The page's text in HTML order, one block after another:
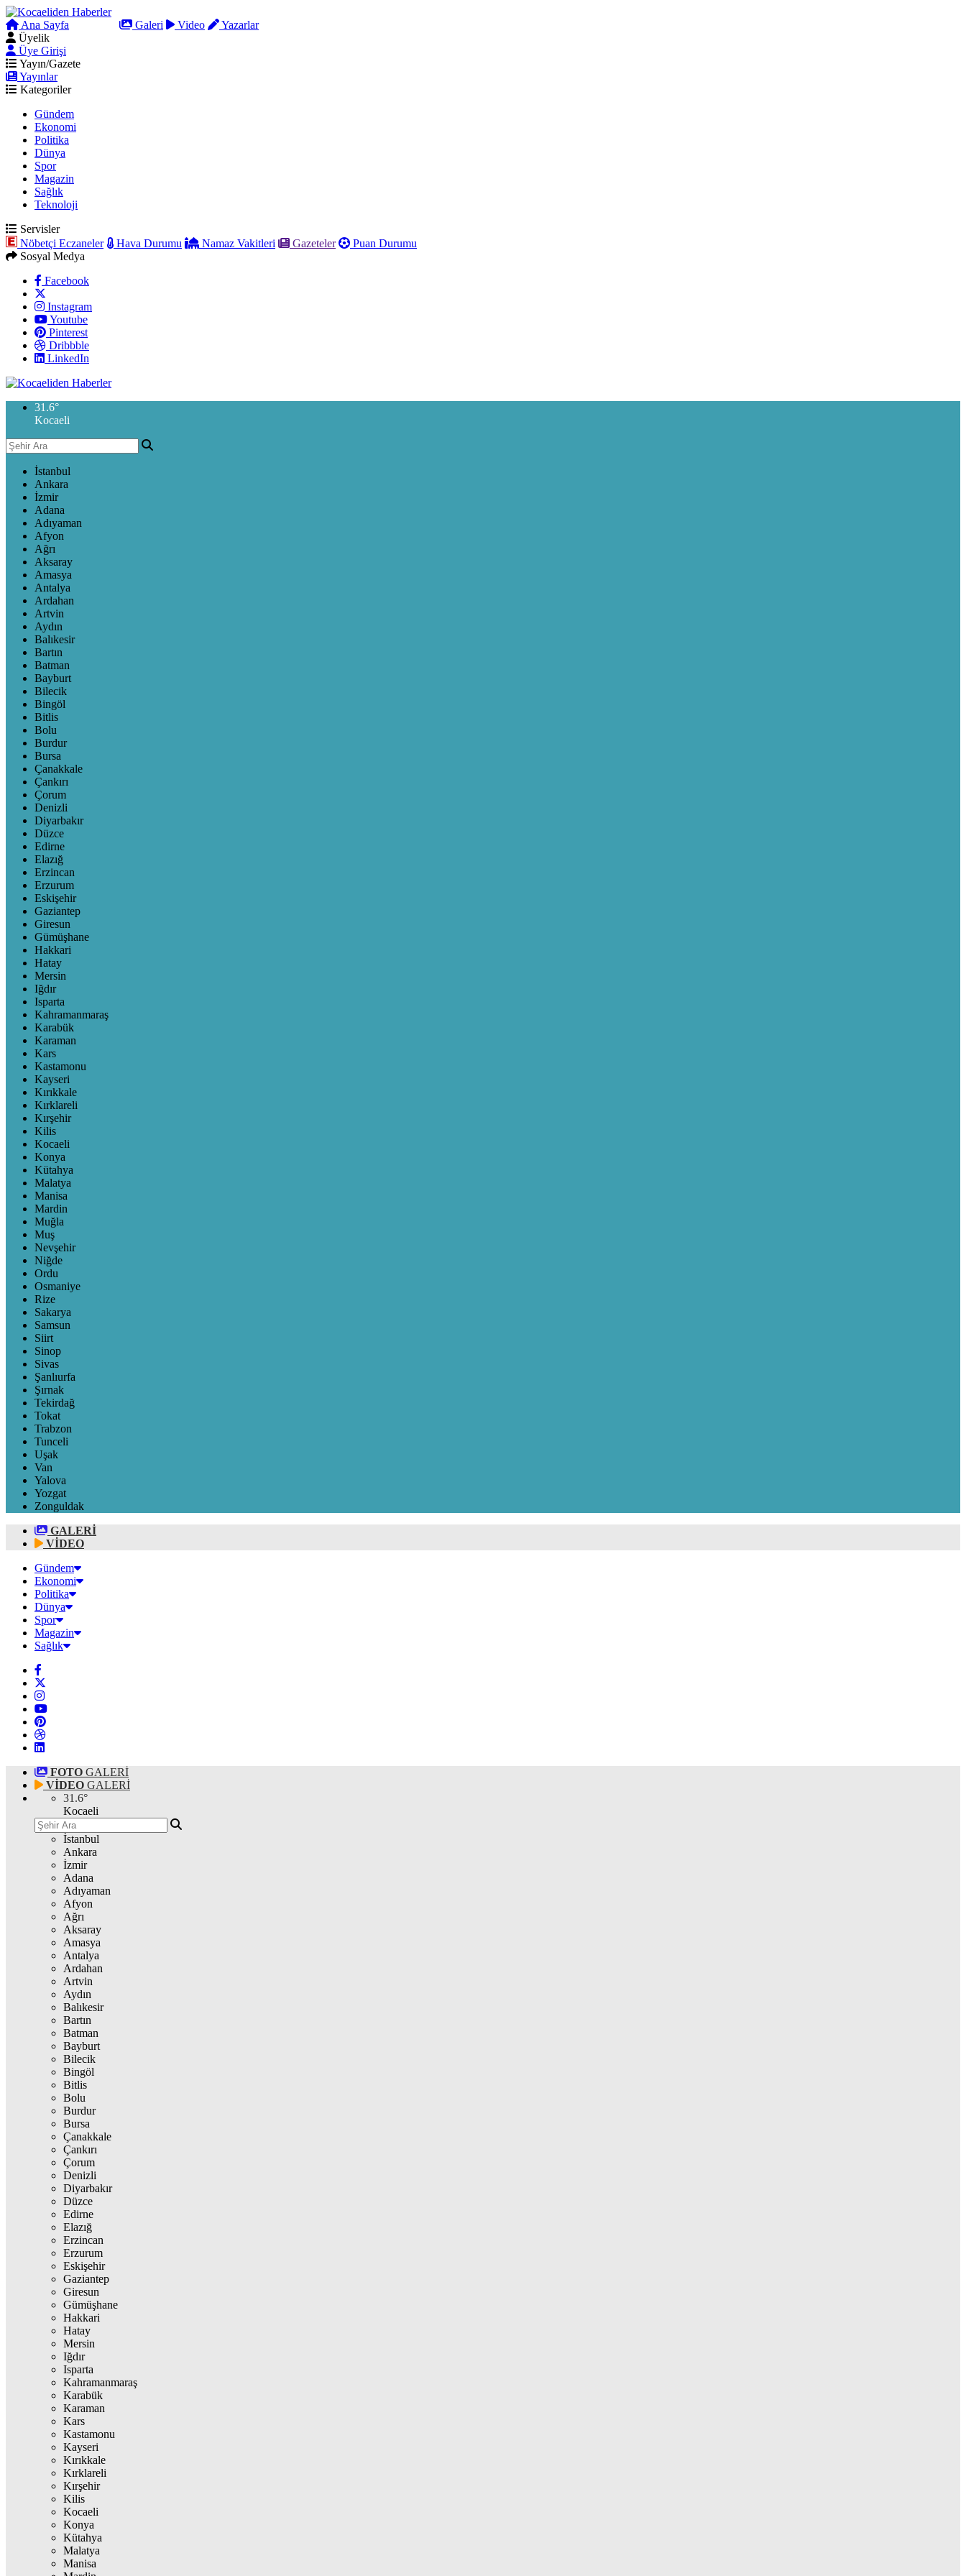
Ana Sayfa Galeri Video
Yazarlar
Üyelik
Üye Girişi
Yayın/Gazete
Yayınlar
Kategoriler
Gündem
Ekonomi
Politika
Dünya
Spor
Magazin
Sağlık
Teknoloji
Servisler
Nöbetçi Eczaneler
Hava Durumu Namaz Vakitleri Gazeteler
Puan Durumu
Sosyal Medya
Facebook
Instagram
Youtube
Pinterest
Dribbble
LinkedIn
31.6°
Kocaeli
İstanbul
Ankara
İzmir
Adana
Adıyaman
Afyon
Ağrı
Aksaray
Amasya
Antalya
Ardahan
Artvin
Aydın
Balıkesir
Bartın
Batman
Bayburt
Bilecik
Bingöl
Bitlis
Bolu
Burdur
Bursa
Çanakkale
Çankırı
Çorum
Denizli
Diyarbakır
Düzce
Edirne
Elazığ
Erzincan
Erzurum
Eskişehir
Gaziantep
Giresun
Gümüşhane
Hakkari
Hatay
Mersin
Iğdır
Isparta
Kahramanmaraş
Karabük
Karaman
Kars
Kastamonu
Kayseri
Kırıkkale
Kırklareli
Kırşehir
Kilis
Kocaeli
Konya
Kütahya
Malatya
Manisa
Mardin
Muğla
Muş
Nevşehir
Niğde
Ordu
Osmaniye
Rize
Sakarya
Samsun
Siirt
Sinop
Sivas
Şanlıurfa
Şırnak
Tekirdağ
Tokat
Trabzon
Tunceli
Uşak
Van
Yalova
Yozgat
Zonguldak
GALERİ
VİDEO
Gündem
Ekonomi
Politika
Dünya
Spor
Magazin
Sağlık
FOTO GALERİ
VİDEO GALERİ
31.6°
Kocaeli
İstanbul
Ankara
İzmir
Adana
Adıyaman
Afyon
Ağrı
Aksaray
Amasya
Antalya
Ardahan
Artvin
Aydın
Balıkesir
Bartın
Batman
Bayburt
Bilecik
Bingöl
Bitlis
Bolu
Burdur
Bursa
Çanakkale
Çankırı
Çorum
Denizli
Diyarbakır
Düzce
Edirne
Elazığ
Erzincan
Erzurum
Eskişehir
Gaziantep
Giresun
Gümüşhane
Hakkari
Hatay
Mersin
Iğdır
Isparta
Kahramanmaraş
Karabük
Karaman
Kars
Kastamonu
Kayseri
Kırıkkale
Kırklareli
Kırşehir
Kilis
Kocaeli
Konya
Kütahya
Malatya
Manisa